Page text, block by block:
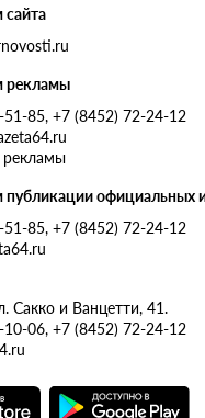
рекламы
85, +7 (8452) 72-24-12
публикации официальных
85, +7 (8452) 72-24-12
Сакко и Ванцетти, 41.
06, +7 (8452) 72-24-12